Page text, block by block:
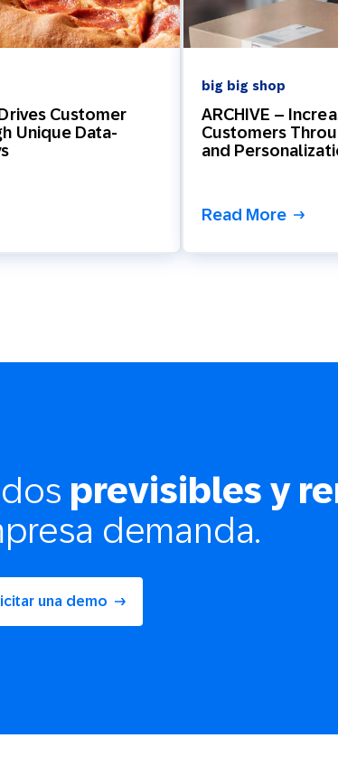
Customer
Unique Data-
big big shop
ARCHIVE –
Customers
and
Read More
previsibles y
demanda.
una demo